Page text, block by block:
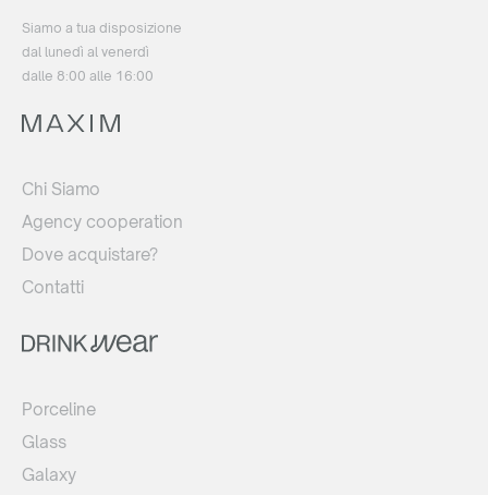
Siamo a tua disposizione
dal lunedì al venerdì
dalle 8:00 alle 16:00
Chi Siamo
Agency cooperation
Dove acquistare?
Contatti
Porceline
Glass
Galaxy